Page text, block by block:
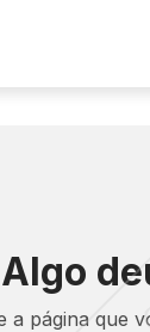
a página que